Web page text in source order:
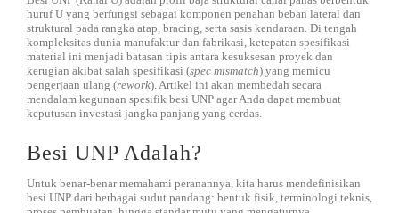
huruf U yang berfungsi sebagai komponen penahan beban lateral dan
struktural pada rangka atap, bracing, serta sasis kendaraan. Di tengah
kompleksitas dunia manufaktur dan fabrikasi, ketepatan spesifikasi
material ini menjadi batasan tipis antara kesuksesan proyek dan
kerugian akibat salah spesifikasi (spec mismatch) yang memicu
pengerjaan ulang (rework). Artikel ini akan membedah secara
mendalam kegunaan spesifik besi UNP agar Anda dapat membuat
keputusan investasi jangka panjang yang cerdas.
Besi UNP Adalah?
Untuk benar-benar memahami peranannya, kita harus mendefinisikan
besi UNP dari berbagai sudut pandang: bentuk fisik, terminologi teknis,